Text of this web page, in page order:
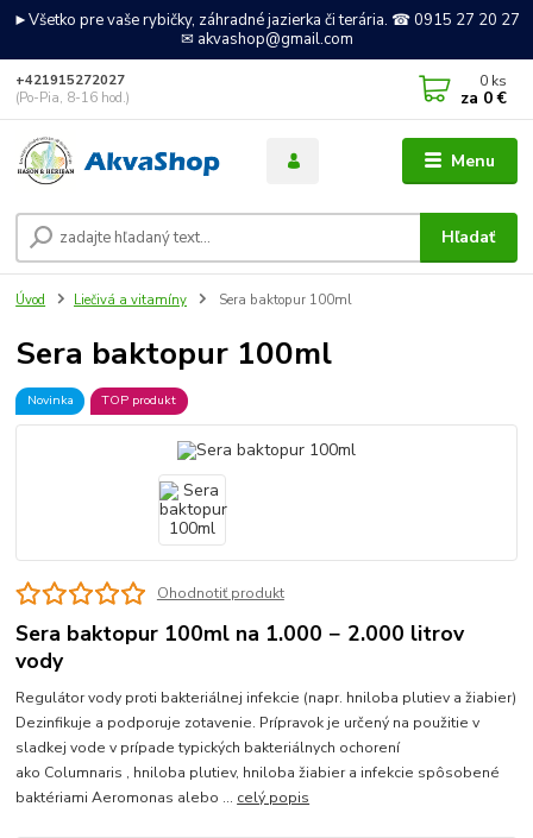
►Všetko pre vaše rybičky, záhradné jazierka či terária. ☎ 0915 27 20 27
✉ akvashop@gmail.com
Menu
Hľadať
+421915272027
(Po-Pia, 8-16 hod.)
0 ks
za 0 €
Úvod Liečivá a vitamíny Sera baktopur 100ml
Sera baktopur 100ml
Novinka TOP produkt
Ohodnotiť produkt
Sera baktopur 100ml na 1.000 − 2.000 litrov
vody
Regulátor vody proti bakteriálnej infekcie (napr. hniloba plutiev a žiabier)
Dezinfikuje a podporuje zotavenie. Prípravok je určený na použitie v
sladkej vode v prípade typických bakteriálnych ochorení
ako Columnaris , hniloba plutiev, hniloba žiabier a infekcie spôsobené
baktériami Aeromonas alebo ... celý popis